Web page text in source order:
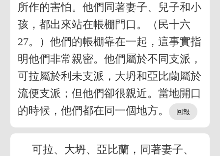
所作的害怕。他們同著妻子、兒子和小
孩，都出來站在帳棚門口。（民十六
27。）他們的帳棚靠在一起，這事實指
明他們非常親密。他們屬於不同支派，
可拉屬於利未支派，大坍和亞比蘭屬於
流便支派；但他們卻很親近。當地開口
的時候，他們都在同一個地方。
可拉、大坍、亞比蘭，同著妻子、